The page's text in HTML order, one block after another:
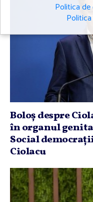
Boloş despre
în organul
Social
Ciolacu
Politica